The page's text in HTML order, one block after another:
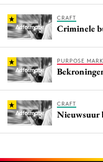
CRAFT
Criminele
PURPOSE
CRAFT
Nieuwsuur